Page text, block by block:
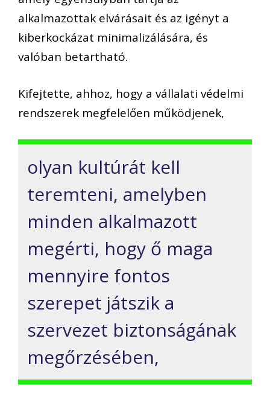
alkalmazottak elvárásait és az igényt a
kiberkockázat minimalizálására, és
valóban betartható.
Kifejtette, ahhoz, hogy a vállalati védelmi
rendszerek megfelelően működjenek,
olyan kultúrát kell
teremteni, amelyben
minden alkalmazott
megérti, hogy ő maga
mennyire fontos
szerepet játszik a
szervezet biztonságának
megőrzésében,